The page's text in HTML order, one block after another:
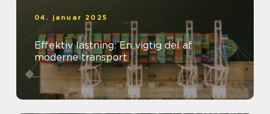
04. januar 2025
Effektiv lastning: En vigtig del af
moderne transport